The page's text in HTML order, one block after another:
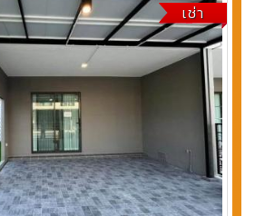
เช่า